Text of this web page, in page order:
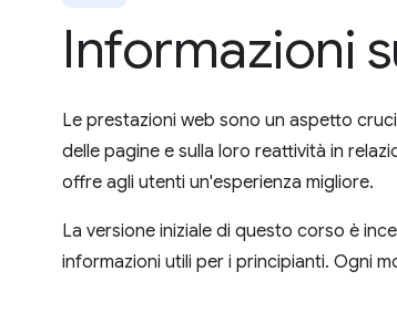
Informazioni
Le prestazioni web sono un aspetto
delle pagine e sulla loro reattività in
offre agli utenti un'esperienza migliore.
La versione iniziale di questo corso è
informazioni utili per i principianti. Ogni